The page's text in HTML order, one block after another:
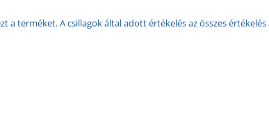
a terméket. A csillagok által adott értékelés az összes